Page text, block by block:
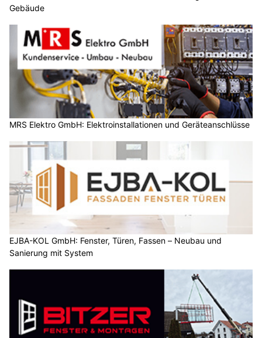
Gebäude
MRS Elektro GmbH: Elektroinstallationen und Geräteanschlüsse
EJBA-KOL GmbH: Fenster, Türen, Fassen – Neubau und
Sanierung mit System